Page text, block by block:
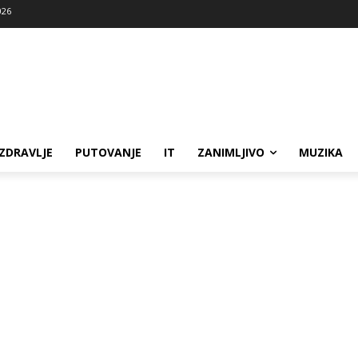
PUTOVANJE IT ZANIMLJIVO MUZIKA